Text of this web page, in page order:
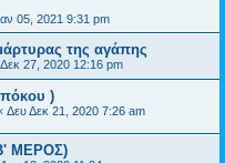
05, 2021 9:31 pm
της αγάπης
27, 2020 12:16 pm
)
Δευ Δεκ 21, 2020 7:26 am
ΜΕΡΟΣ)